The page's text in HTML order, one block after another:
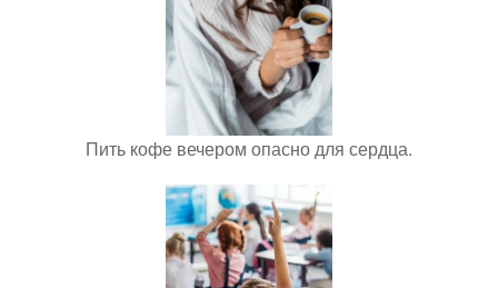
Пить кофе вечером опасно для сердца.